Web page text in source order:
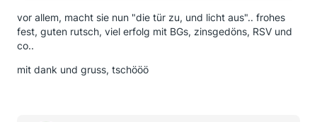
vor allem, macht sie nun "die tür zu, und licht aus".. frohes
fest, guten rutsch, viel erfolg mit BGs, zinsgedöns, RSV und
co..
mit dank und gruss, tschööö